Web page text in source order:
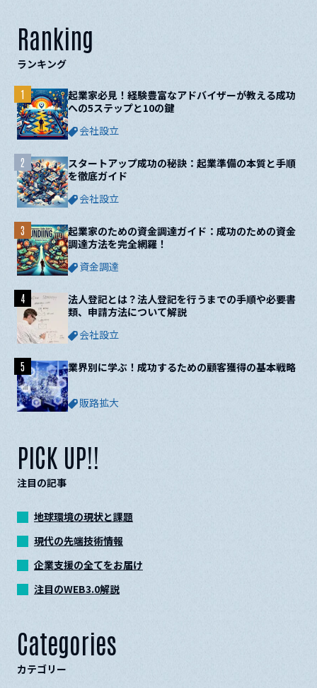
Ranking
ランキング
起業家必見！経験豊富なアドバイザーが教える成功
への5ステップと10の鍵
会社設立
1
スタートアップ成功の秘訣：起業準備の本質と手順
を徹底ガイド
会社設立
2
起業家のための資金調達ガイド：成功のための資金
調達方法を完全網羅！
資金調達
3
法人登記とは？法人登記を行うまでの手順や必要書
類、申請方法について解説
会社設立
4
業界別に学ぶ！成功するための顧客獲得の基本戦略
販路拡大
5
PICK UP!!
注目の記事
地球環境の現状と課題
現代の先端技術情報
企業支援の全てをお届け
注目のWEB3.0解説
Categories
カテゴリー